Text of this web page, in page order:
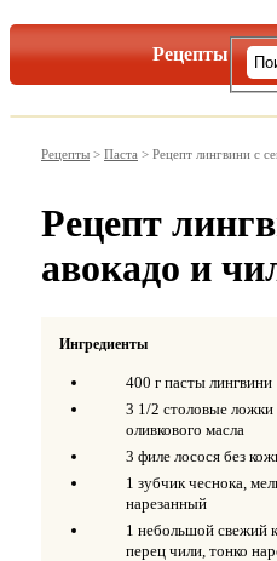
Рецепты
Рецепты > Паста > Рецепт лингвини с
Рецепт
авокадо и
Ингредиенты
400 г пасты лингвини
3 1/2 столовые ложки
оливкового масла
3 филе лосося без
1 зубчик чеснока,
нарезанный
1 небольшой свежий
перец чили, тонко